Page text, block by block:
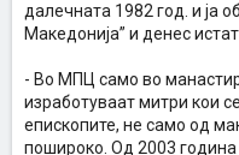
далечната 1982 год. и ја
Македонија” и денес
- Во МПЦ само во
изработуваат митри кои
епископите, не само од
пошироко. Од 2003